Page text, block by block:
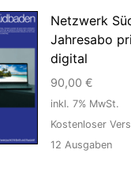
Netzwerk
Jahresabo
digital
90,00 €
inkl. 7% MwSt.
Kostenloser
12 Ausgaben